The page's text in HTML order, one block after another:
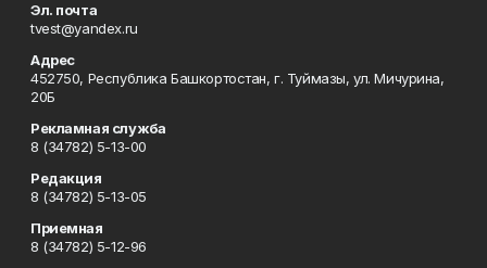
Эл. почта
tvest@yandex.ru
Адрес
452750, Республика Башкортостан, г. Туймазы, ул. Мичурина,
20Б
Рекламная служба
8 (34782) 5-13-00
Редакция
8 (34782) 5-13-05
Приемная
8 (34782) 5-12-96